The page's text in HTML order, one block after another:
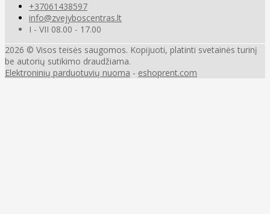
+37061438597
info@zvejyboscentras.lt
I - VII 08.00 - 17.00
2026 © Visos teisės saugomos. Kopijuoti, platinti svetainės turinį
be autorių sutikimo draudžiama.
Elektroninių parduotuvių nuoma - eshoprent.com